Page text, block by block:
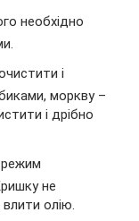
необхідно
і
моркву –
і дрібно
режим
не
олію.